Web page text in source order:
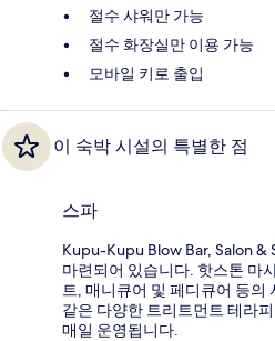
절수 샤워만 가능
절수 화장실만 이용 가능
모바일 키로 출입
이 숙박 시설의 특별한 점
스파
Kupu-Kupu Blow Bar, Salon &
마련되어 있습니다. 핫스톤 마
트, 매니큐어 및 페디큐어 등의
같은 다양한 트리트먼트 테라
매일 운영됩니다.